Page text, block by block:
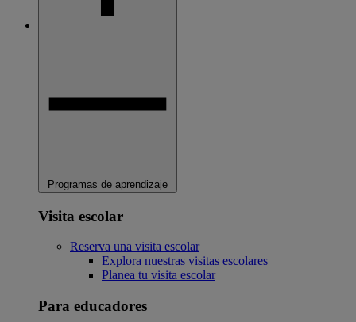
Programas de aprendizaje
Visita escolar
Reserva una visita escolar
Explora nuestras visitas escolares
Planea tu visita escolar
Para educadores